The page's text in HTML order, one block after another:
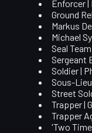
Enforcer |
Ground
Markus
Michael
Seal
Sergeant
Soldier |
Sous-
Street
Trapper |
Trapper
'Two